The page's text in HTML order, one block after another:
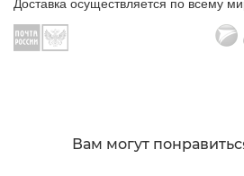
Доставка осуществляется по всему
Вам могут